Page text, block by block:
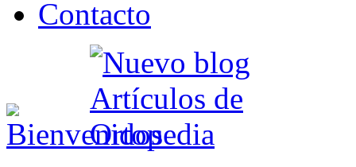
Contacto